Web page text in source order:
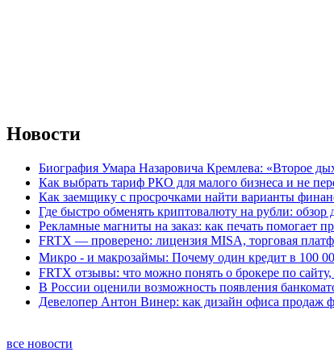
Новости
Биография Умара Назаровича Кремлева: «Второе
Как выбрать тариф РКО для малого бизнеса и не
Как заемщику с просрочками найти варианты
Где быстро обменять криптовалюту на рубли: обзор
Рекламные магниты на заказ: как печать помогает
FRTX — проверено: лицензия MISA, торговая
Микро - и макрозаймы: Почему один кредит в 100
FRTX отзывы: что можно понять о брокере по
В России оценили возможность появления
Девелопер Антон Винер: как дизайн офиса продаж
все новости